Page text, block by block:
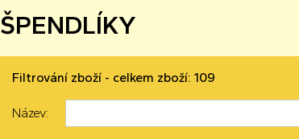
ŠPENDLÍKY
Filtrování zboží - celkem zboží: 109
Název: